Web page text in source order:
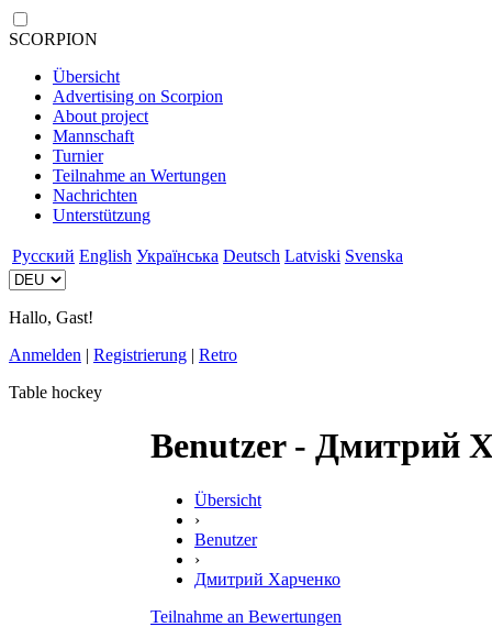
SCORPION
Übersicht
Advertising on Scorpion
About project
Mannschaft
Turnier
Teilnahme an Wertungen
Nachrichten
Unterstützung
Русский English Українська Deutsch Latviski Svenska
Hallo, Gast!
Anmelden | Registrierung | Retro
Table hockey
Benutzer - Дмитрий
Übersicht
›
Benutzer
›
Дмитрий Харченко
Teilnahme an Bewertungen